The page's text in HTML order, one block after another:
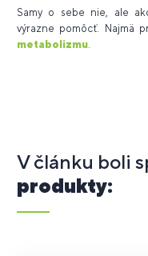
Samy o sebe nie, ale
výrazne pomôcť. Najmä
metabolizmu
V článku boli
produkty: